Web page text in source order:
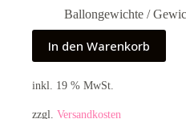
Ballongewichte /
In den Warenkorb
inkl. 19 % MwSt.
zzgl. Versandkosten